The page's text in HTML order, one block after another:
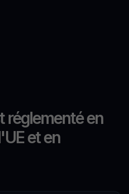
réglementé en
et en